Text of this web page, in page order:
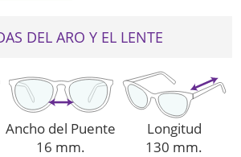
DEL ARO Y EL LENTE
Ancho del Puente
16 mm.
Longitud
130 mm.